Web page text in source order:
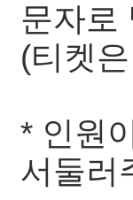
문자로
(티켓
* 인원
서둘러